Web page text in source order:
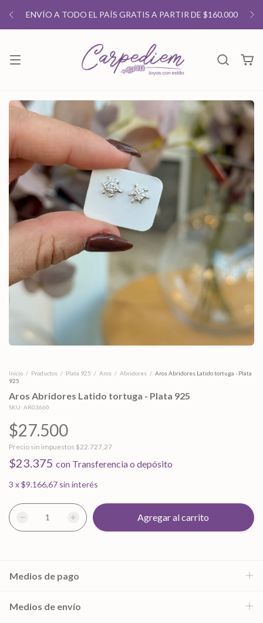
ENVÍO A TODO EL PAÍS GRATIS A PARTIR DE $160.000
Inicio / Productos / Plata 925 / Aros / Abridores / Aros Abridores Latido tortuga - Plata
925
Aros Abridores Latido tortuga - Plata 925
SKU: AR03660
$27.500
Precio sin impuestos $22.727,27
$23.375 con Transferencia o depósito
3 x$9.166,67 sin interés
Medios de pago
Medios de envío